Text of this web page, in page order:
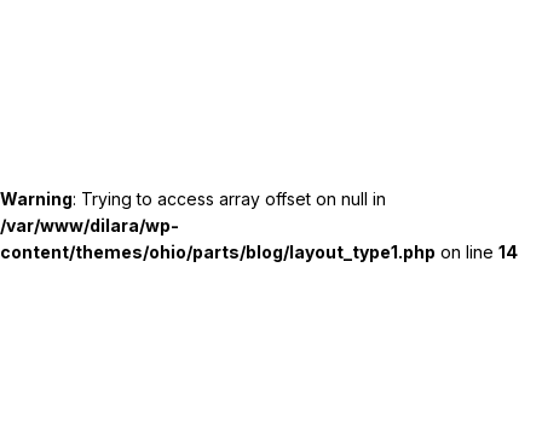
Warning: Trying to access array offset on null in
/var/www/dilara/wp-
content/themes/ohio/parts/blog/layout_type1.php on line 14